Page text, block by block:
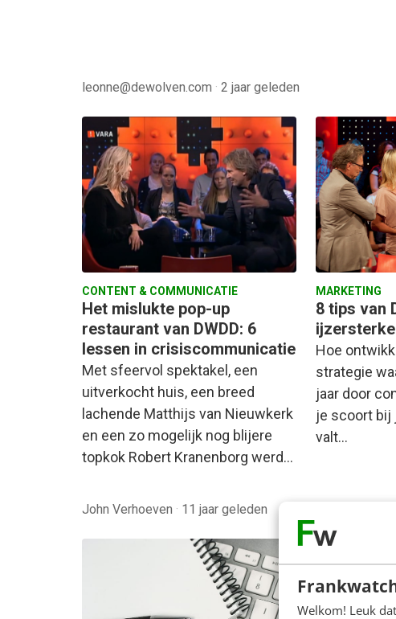
Welkom! Leuk
leonne@dewolven.com · 2 jaar geleden
CONTENT & COMMUNICATIE
Het mislukte pop-up
restaurant van DWDD: 6
lessen in crisiscommunicatie
Met sfeervol spektakel, een
uitverkocht huis, een breed
lachende Matthijs van Nieuwkerk
en een zo mogelijk nog blijere
topkok Robert Kranenborg werd…
John Verhoeven · 11 jaar geleden
MARKETING
8 tips van
Hoe
strategie
jaar door
je scoort bij
valt…